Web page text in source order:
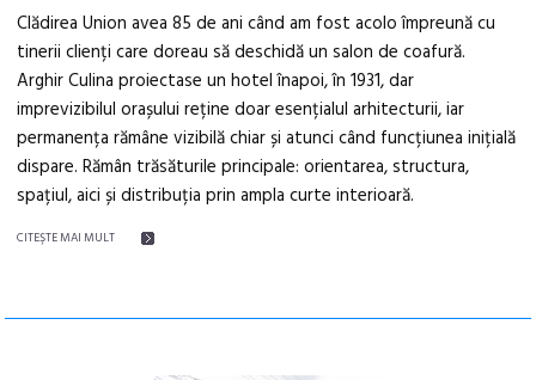
Clădirea Union avea 85 de ani când am fost acolo împreună cu
tinerii clienți care doreau să deschidă un salon de coafură.
Arghir Culina proiectase un hotel înapoi, în 1931, dar
imprevizibilul orașului reține doar esențialul arhitecturii, iar
permanența rămâne vizibilă chiar și atunci când funcțiunea inițială
dispare. Rămân trăsăturile principale: orientarea, structura,
spațiul, aici și distribuția prin ampla curte interioară.
CITEŞTE MAI MULT